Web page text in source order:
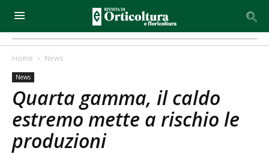
Home News
News
Quarta gamma, il caldo
estremo mette a rischio le
produzioni